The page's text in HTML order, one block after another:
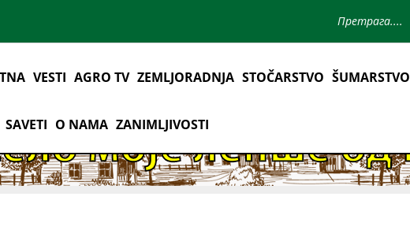
VESTI AGRO TV ZEMLJORADNJA STOČARSTVO ŠUMARSTVO
SAVETI O NAMA ZANIMLJIVOSTI